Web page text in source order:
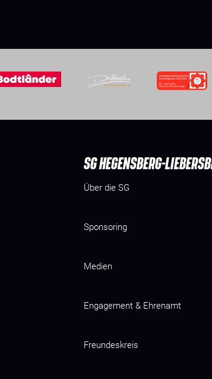
SG HEGENSBERG-
Über die SG
Sponsoring
Medien
Engagement & Ehrenamt
Freundeskreis